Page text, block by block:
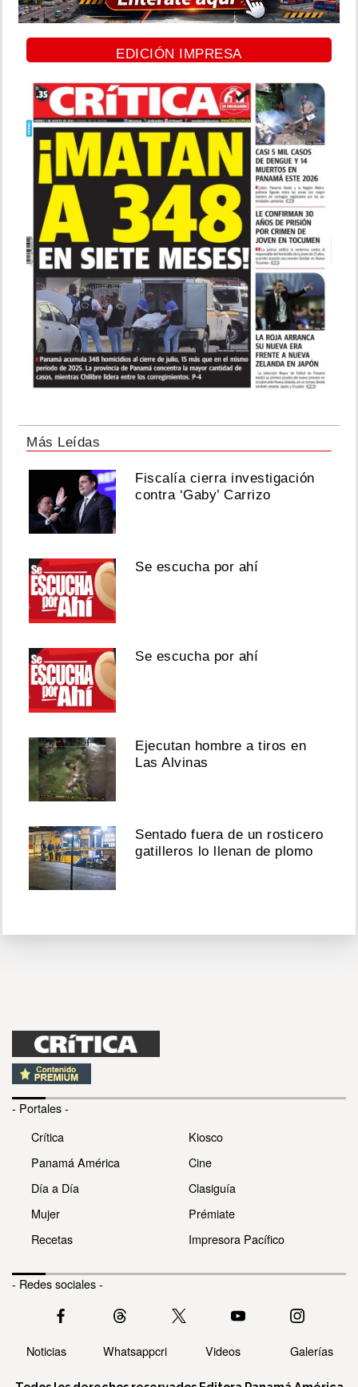
EDICIÓN IMPRESA
Más Leídas
Fiscalía cierra investigación
contra ‘Gaby’ Carrizo
Se escucha por ahí
Se escucha por ahí
Ejecutan hombre a tiros en
Las Alvinas
Sentado fuera de un rosticero
gatilleros lo llenan de plomo
- Portales -
Crítica
Panamá América
Día a Día
Mujer
Recetas
Kiosco
Cine
Clasiguía
Prémiate
Impresora Pacífico
- Redes sociales -
Noticias Whatsappcri Videos Galerías